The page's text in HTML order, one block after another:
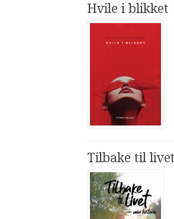
Hvile i blikket
Tilbake til livet